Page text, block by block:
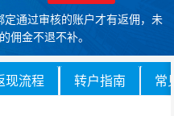
通过审核的账户才有返佣，未
佣金不退不补。
现流程 转户指南 常